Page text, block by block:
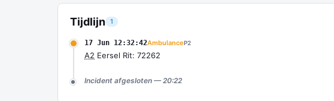
Tijdlijn 1
17 Jun 12:32:42AmbulanceP2
A2 Eersel Rit: 72262
Incident afgesloten — 20:22